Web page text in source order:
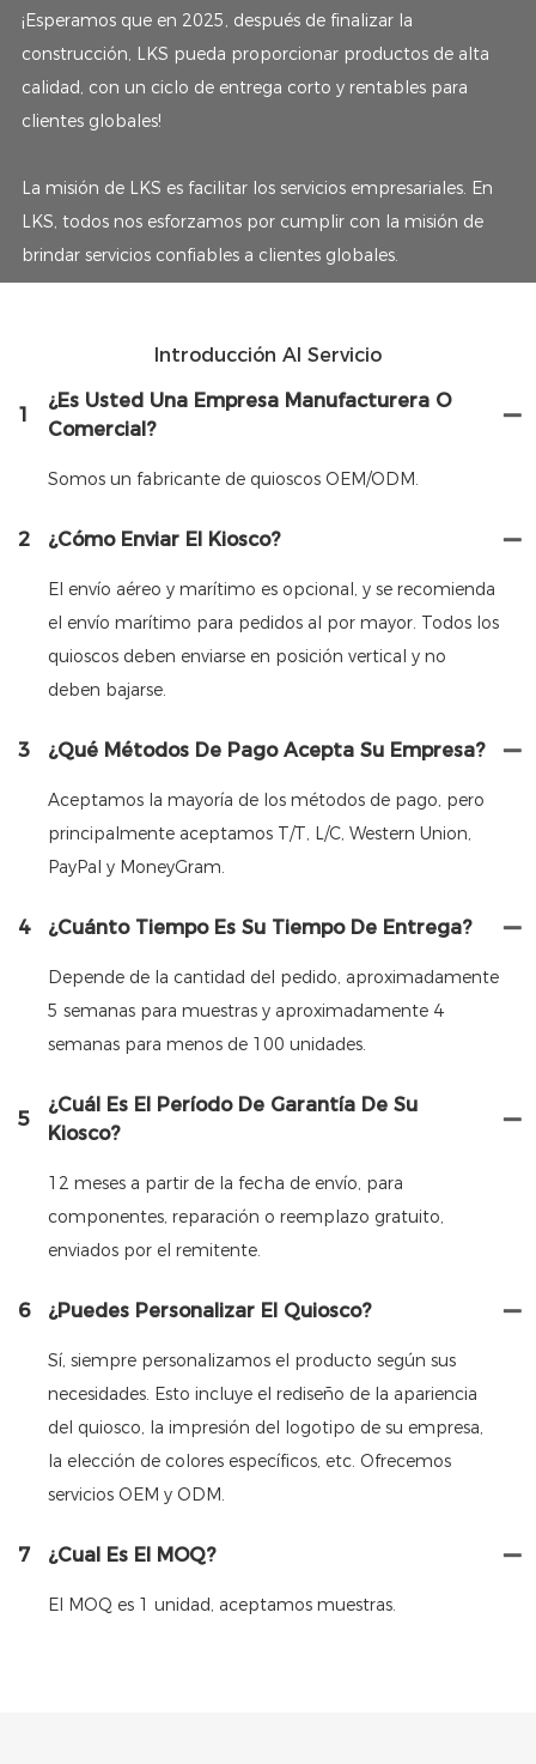
¡Esperamos que en 2025, después de finalizar la
construcción, LKS pueda proporcionar productos de alta
calidad, con un ciclo de entrega corto y rentables para
clientes globales!
La misión de LKS es facilitar los servicios empresariales. En
LKS, todos nos esforzamos por cumplir con la misión de
brindar servicios confiables a clientes globales.
Introducción Al Servicio
1
¿Es Usted Una Empresa Manufacturera O
Comercial?
Somos un fabricante de quioscos OEM/ODM.
2 ¿Cómo Enviar El Kiosco?
El envío aéreo y marítimo es opcional, y se recomienda
el envío marítimo para pedidos al por mayor. Todos los
quioscos deben enviarse en posición vertical y no
deben bajarse.
3 ¿Qué Métodos De Pago Acepta Su Empresa?
Aceptamos la mayoría de los métodos de pago, pero
principalmente aceptamos T/T, L/C, Western Union,
PayPal y MoneyGram.
4 ¿Cuánto Tiempo Es Su Tiempo De Entrega?
Depende de la cantidad del pedido, aproximadamente
5 semanas para muestras y aproximadamente 4
semanas para menos de 100 unidades.
5
¿Cuál Es El Período De Garantía De Su
Kiosco?
12 meses a partir de la fecha de envío, para
componentes, reparación o reemplazo gratuito,
enviados por el remitente.
6 ¿Puedes Personalizar El Quiosco?
Sí, siempre personalizamos el producto según sus
necesidades. Esto incluye el rediseño de la apariencia
del quiosco, la impresión del logotipo de su empresa,
la elección de colores específicos, etc. Ofrecemos
servicios OEM y ODM.
7 ¿Cual Es El MOQ?
El MOQ es 1 unidad, aceptamos muestras.